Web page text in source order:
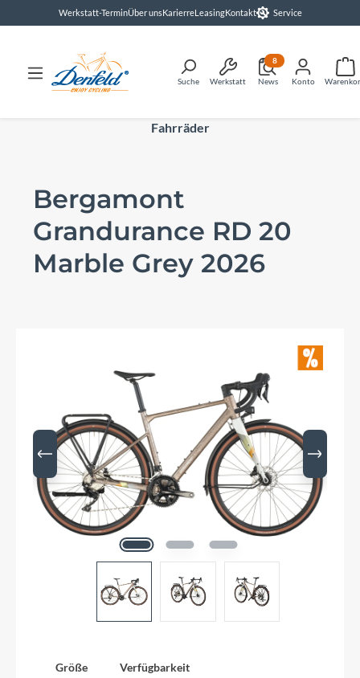
springenWerkstatt-TerminÜber unsKarierreLeasingKontakt Service
Suche Werkstatt News
8
Konto
Fahrräder
Bergamont
Grandurance RD 20
Marble Grey 2026
Größe Verfügbarkeit